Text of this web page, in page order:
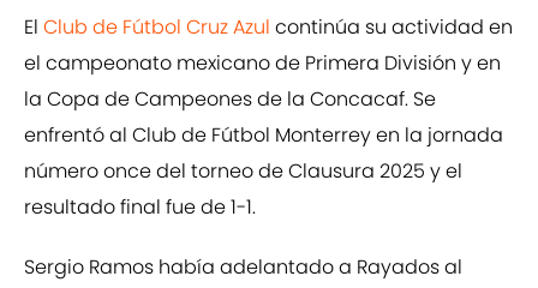
El Club de Fútbol Cruz Azul continúa su actividad en
el campeonato mexicano de Primera División y en
la Copa de Campeones de la Concacaf. Se
enfrentó al Club de Fútbol Monterrey en la jornada
número once del torneo de Clausura 2025 y el
resultado final fue de 1-1.
Sergio Ramos había adelantado a Rayados al